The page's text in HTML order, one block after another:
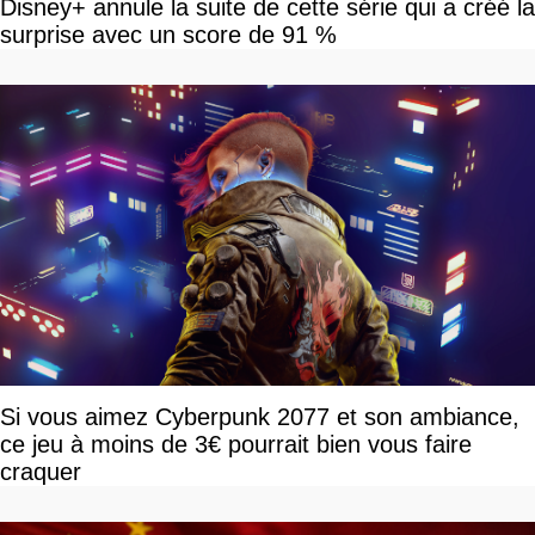
Disney+ annule la suite de cette série qui a créé la
surprise avec un score de 91 %
Si vous aimez Cyberpunk 2077 et son ambiance,
ce jeu à moins de 3€ pourrait bien vous faire
craquer